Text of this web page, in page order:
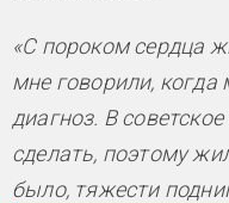
«С пороком сердца
мне говорили, когда
диагноз. В
сделать, поэтому
было, тяжести